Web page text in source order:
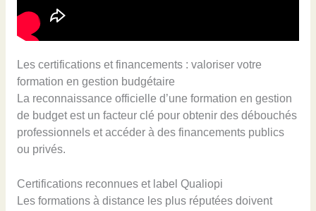
Les certifications et financements : valoriser votre
formation en gestion budgétaire
La reconnaissance officielle d’une formation en gestion
de budget est un facteur clé pour obtenir des débouchés
professionnels et accéder à des financements publics
ou privés.
Certifications reconnues et label Qualiopi
Les formations à distance les plus réputées doivent